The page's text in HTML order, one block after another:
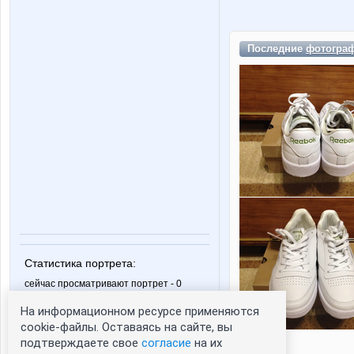
Статистика портрета:
сейчас просматривают портрет - 0
посетившие портрет за 7 дней - 0
Последние
На информационном ресурсе применяются
cookie-файлы. Оставаясь на сайте, вы
подтверждаете свое согласие на их